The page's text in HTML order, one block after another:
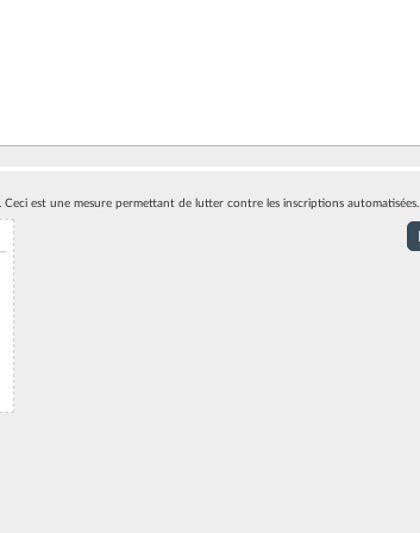
Ceci est une mesure permettant de lutter contre les inscriptions automatisées.